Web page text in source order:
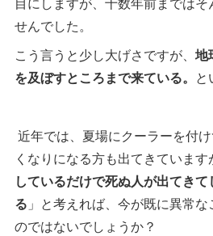
せんでした。
こう言うと少し大げさですが、 地
を及ぼすところまで来ている。 と
近年では、夏場にクーラーを付
くなりになる方も出てきています
しているだけで死ぬ人が出てき
る 」と考えれば、今が既に異常
のではないでしょうか？